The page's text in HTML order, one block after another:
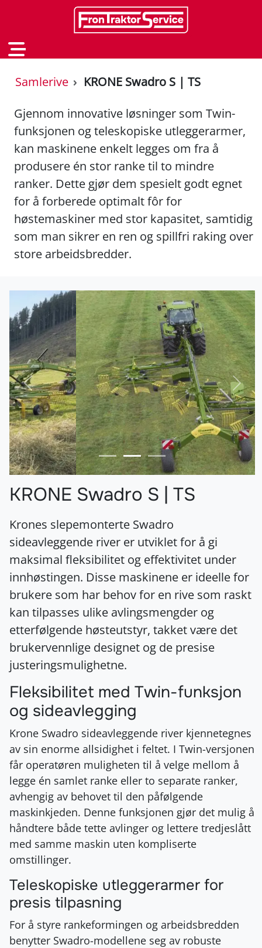
Samlerive
KRONE Swadro S | TS
Gjennom innovative løsninger som Twin-
funksjonen og teleskopiske utleggerarmer,
kan maskinene enkelt legges om fra å
produsere én stor ranke til to mindre
ranker. Dette gjør dem spesielt godt egnet
for å forberede optimalt fôr for
høstemaskiner med stor kapasitet, samtidig
som man sikrer en ren og spillfri raking over
store arbeidsbredder.
Forrige
KRONE Swadro S | TS
Krones slepemonterte Swadro
sideavleggende river er utviklet for å gi
maksimal fleksibilitet og effektivitet under
innhøstingen. Disse maskinene er ideelle for
brukere som har behov for en rive som raskt
kan tilpasses ulike avlingsmengder og
etterfølgende høsteutstyr, takket være det
brukervennlige designet og de presise
justeringsmulighetne.
Fleksibilitet med Twin-funksjon
og sideavlegging
Krone Swadro sideavleggende river kjennetegnes
av sin enorme allsidighet i feltet. I Twin-versjonen
får operatøren muligheten til å velge mellom å
legge én samlet ranke eller to separate ranker,
avhengig av behovet til den påfølgende
maskinkjeden. Denne funksjonen gjør det mulig å
håndtere både tette avlinger og lettere tredjeslått
med samme maskin uten kompliserte
omstillinger.
Teleskopiske utleggerarmer for
presis tilpasning
For å styre rankeformingen og arbeidsbredden
benytter Swadro-modellene seg av robuste